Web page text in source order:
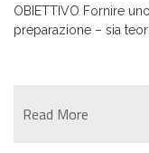
OBIETTIVO Fornire
preparazione – sia
Read More